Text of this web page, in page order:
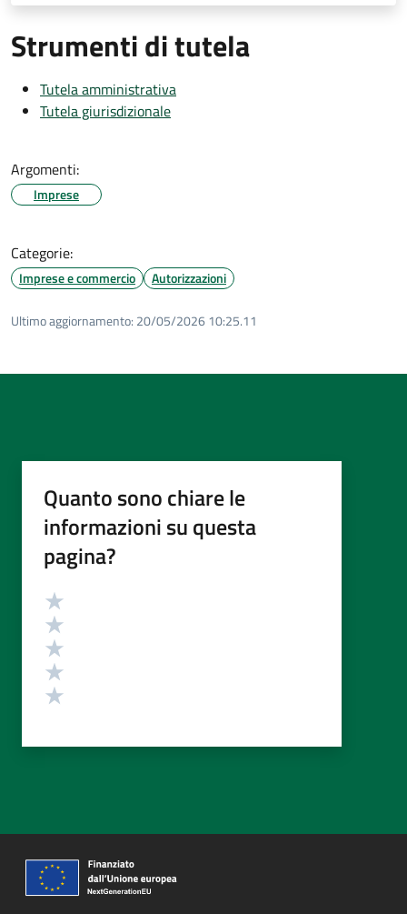
Strumenti di tutela
Tutela amministrativa
Tutela giurisdizionale
Argomenti:
Imprese
Categorie:
Imprese e commercio Autorizzazioni
Ultimo aggiornamento: 20/05/2026 10:25.11
Quanto sono chiare le
informazioni su questa
pagina?
Valutazione